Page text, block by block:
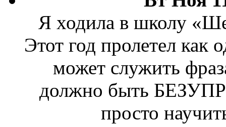
Я ходила в школу
Этот год пролетел
может служить
должно быть
просто